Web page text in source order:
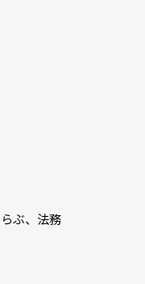
ぶ、法務